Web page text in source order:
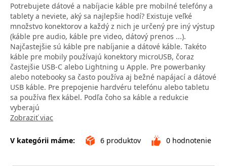
Potrebujete dátové a nabíjacie káble pre mobilné telefóny a
tablety a neviete, aký sa najlepšie hodí? Existuje veľké
množstvo konektorov a každý z nich je určený pre iný výstup
(káble pre audio, káble pre video, dátový prenos ...).
Najčastejšie sú káble pre nabíjanie a dátové káble. Takéto
káble pre mobily používajú konektory microUSB, čoraz
častejšie USB-C alebo Lightning u Apple. Pre powerbanky
alebo notebooky sa často používa aj bežné napájací a dátové
USB káble. Pre prepojenie hardvéru telefónu alebo tabletu
sa používa flex kábel. Podľa čoho sa káble a redukcie
vyberajú
Zobraziť viac
V kategórii máme: 6 produktov 0 hodnotenie